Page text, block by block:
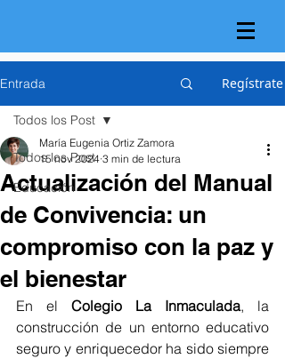
Entrada Regístrate
Todos los Post
Educación
Todos los Post
Actualización del Manual
de Convivencia: un
compromiso con la paz y
el bienestar
María Eugenia Ortiz Zamora
15 nov 2024 3 min de lectura
En el Colegio La Inmaculada, la
construcción de un entorno educativo
seguro y enriquecedor ha sido siempre